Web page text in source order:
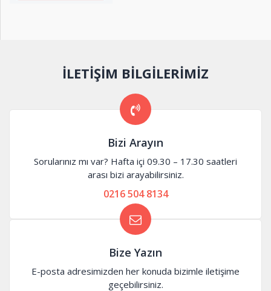
İLETİŞİM BİLGİLERİMİZ
Bizi Arayın
Sorularınız mı var? Hafta içi 09.30 – 17.30 saatleri
arası bizi arayabilirsiniz.
0216 504 8134
Bize Yazın
E-posta adresimizden her konuda bizimle iletişime
geçebilirsiniz.